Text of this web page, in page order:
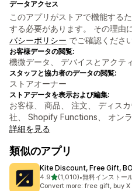
データアクセス
このアプリがストアで機能する
する必要があります。 その理由
バシーポリシー でご確認ください
お客様データの閲覧:
機微データ、 デバイスとアクテ
スタッフと協力者のデータの閲覧:
ストアオーナー
ストアデータを表示および編集:
お客様、 商品、 注文、 ディス
社、 Shopify Functions、 オン
詳細を見る
類似のアプリ
Kite Discount, Free Gift,
4.95つ星中
(1,010)
合計レビュー数：1010件
•無料インストー
Convert more: free gift, buy